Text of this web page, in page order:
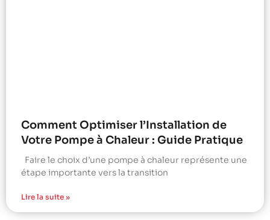
Comment Optimiser l’Installation de
Votre Pompe à Chaleur : Guide Pratique
Faire le choix d’une pompe à chaleur représente une
étape importante vers la transition
Lire la suite »